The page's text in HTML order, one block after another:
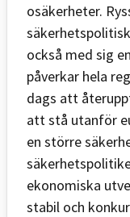
osäkerheter.
också med sig
påverkar hela
dags att
att stå utanför
en större
ekonomiska
stabil och